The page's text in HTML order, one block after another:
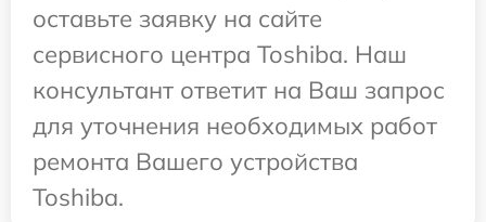
оставьте заявку на сайте
сервисного центра Toshiba. Наш
консультант ответит на Ваш запрос
для уточнения необходимых работ
ремонта Вашего устройства
Toshiba.